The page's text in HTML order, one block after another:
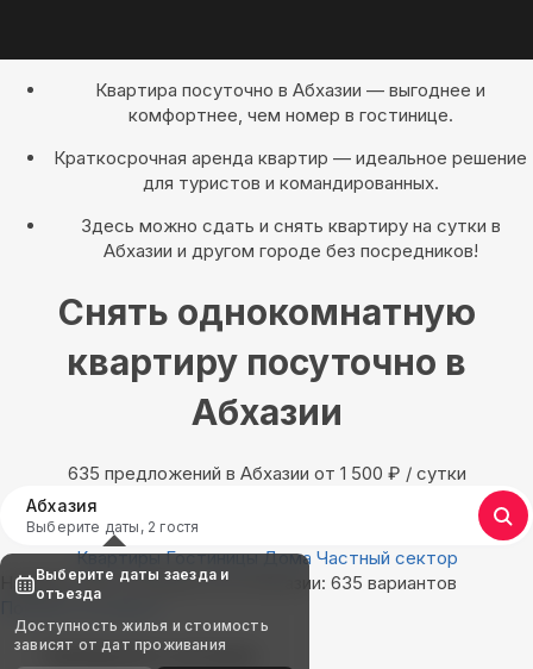
Квартира посуточно в Абхазии — выгоднее и
комфортнее, чем номер в гостинице.
Краткосрочная аренда квартир — идеальное решение
для туристов и командированных.
Здесь можно сдать и снять квартиру на сутки в
Абхазии и другом городе без посредников!
Снять однокомнатную
квартиру посуточно в
Абхазии
635 предложений в Абхазии oт 1 500 ₽ / сутки
Абхазия
Выберите даты, 2 гостя
Квартиры Гостиницы Дома Частный сектор
Найдём, где остановиться в Абхазии: 635 вариантов
Показать на карте
Выбирайте лучшее
Выберите даты заезда и
отъезда
Доступность жилья и стоимость
зависят от дат проживания